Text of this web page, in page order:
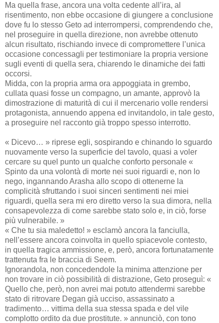
Ma quella frase, ancora una volta cedente all’ira, al
risentimento, non ebbe occasione di giungere a conclusione
dove fu lo stesso Geto ad interrompersi, comprendendo che,
nel proseguire in quella direzione, non avrebbe ottenuto
alcun risultato, rischiando invece di compromettere l’unica
occasione concessagli per testimoniare la propria versione
sugli eventi di quella sera, chiarendo le dinamiche dei fatti
occorsi.
Midda, con la propria arma ora appoggiata in grembo,
cullata quasi fosse un compagno, un amante, approvò la
dimostrazione di maturità di cui il mercenario volle rendersi
protagonista, annuendo appena ed invitandolo, in tale gesto,
a proseguire nel racconto già troppo spesso interrotto.
« Dicevo… » riprese egli, sospirando e chinando lo sguardo
nuovamente verso la superficie del tavolo, quasi a voler
cercare su quel punto un qualche conforto personale «
Spinto da una volontà di morte nei suoi riguardi e, non lo
nego, ingannando Arasha allo scopo di ottenerne la
complicità sfruttando i suoi sinceri sentimenti nei miei
riguardi, quella sera mi ero diretto verso la sua dimora, nella
consapevolezza di come sarebbe stato solo e, in ciò, forse
più vulnerabile. »
« Che tu sia maledetto! » esclamò ancora la fanciulla,
nell’essere ancora coinvolta in quello spiacevole contesto,
in quella tragica ammissione, e, però, ancora fortunatamente
trattenuta fra le braccia di Seem.
Ignorandola, non concedendole la minima attenzione per
non trovare in ciò possibilità di distrazione, Geto proseguì: «
Quello che, però, non avrei mai potuto attendermi sarebbe
stato di ritrovare Degan già ucciso, assassinato a
tradimento… vittima della sua stessa spada e del vile
complotto ordito da due prostitute. » annunciò, con tono